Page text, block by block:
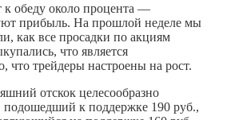
к обеду около процента —
прибыль. На прошлой неделе мы
как все просадки по акциям
что является
что трейдеры настроены на рост.
отскок целесообразно
подошедший к поддержке 190 руб.,